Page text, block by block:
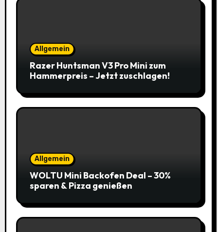
Allgemein
Razer Huntsman V3 Pro Mini zum
Hammerpreis – Jetzt zuschlagen!
Allgemein
WOLTU Mini Backofen Deal – 30%
sparen & Pizza genießen